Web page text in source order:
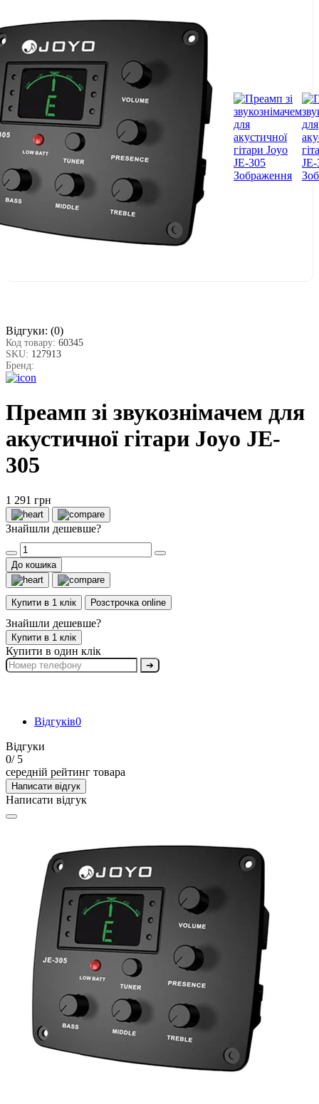
Відгуки: (0)
Код товару: 60345
SKU: 127913
Бренд:
Преамп зі звукознімачем для
акустичної гітари Joyo JE-
305
1 291 грн
Знайшли дешевше?
До кошика
Купити в 1 клік Розстрочка online
Знайшли дешевше?
Купити в 1 клік
Купити в один клік
➔
Відгуків0
Відгуки
0/ 5
середній рейтинг товара
Написати відгук
Написати відгук